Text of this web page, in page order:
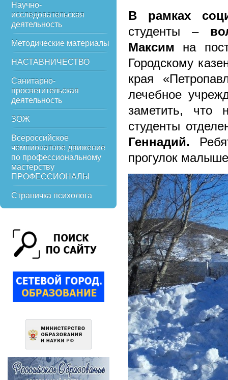
Научно-
исследовательская
деятельность
Методические материалы
НАСТАВНИЧЕСТВО
Санитарно-
просветительская
деятельность
ЗОЖ
Всероссийское
чемпионатное движение
по профессиональному
мастерству
ПРОФЕССИОНАЛЫ
Страничка психолога
В рамках
студенты –
Максим на
Городскому
края
лечебное
заметить, что
студенты
Геннадий.
прогулок